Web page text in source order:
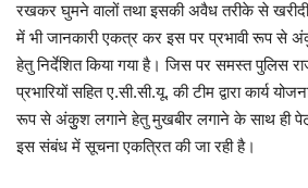
सेहत
धर्म
करियर
रखकर घुमने वालों तथा इसकी अवैध तरीके से
में भी जानकारी एकत्र कर इस पर प्रभावी रूप से
हेतु निर्देशित किया गया है। जिस पर समस्त पुलिस
प्रभारियों सहित ए.सी.सी.यू. की टीम द्वारा कार्य
रूप से अंकुुश लगाने हेतु मुखबीर लगाने के साथ ही
इस संबंध में सूचना एकत्रित की जा रही है।